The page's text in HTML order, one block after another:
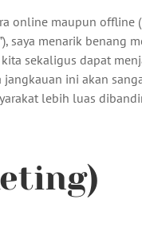
online maupun offline
saya menarik benang
sekaligus dapat
jangkauan ini akan
lebih luas